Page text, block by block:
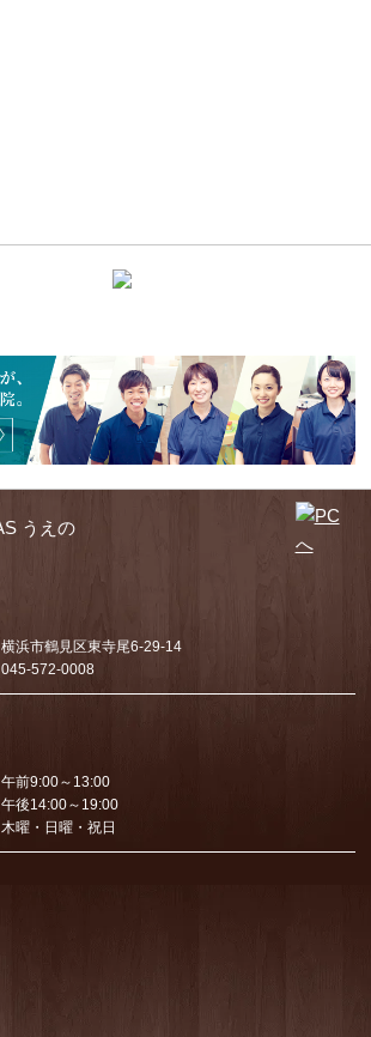
横浜市鶴見区東寺尾6-29-14
045-572-0008
午前9:00～13:00
午後14:00～19:00
木曜・日曜・祝日